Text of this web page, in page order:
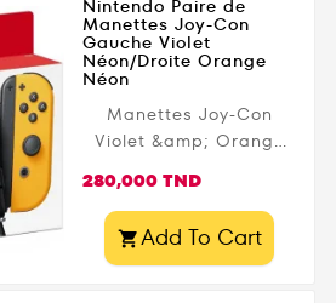
Nintendo Paire de
Manettes Joy-Con
Gauche Violet
Néon/Droite Orange
Néon
Manettes Joy-Con
Violet &amp; Orange
Jouez avec Style !
Ajoutez une touche de
couleur à votre
Prix
280,000 TND
Add To Cart